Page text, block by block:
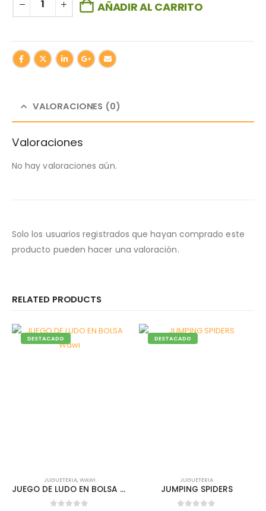
AÑADIR AL CARRITO
VALORACIONES (0)
Valoraciones
No hay valoraciones aún.
Solo los usuarios registrados que hayan comprado este
producto pueden hacer una valoración.
RELATED PRODUCTS
DESTACADO
JUGUETERIA,WAWI
JUEGO DE LUDO EN BOLSA Wawi
DESTACADO
JUGUETERIA
JUMPING SPIDERS